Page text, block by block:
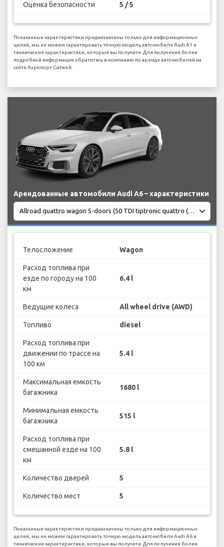
Оценка безопасности 5 / 5
Показанные характеристики предназначены только для информационных
целей, мы не можем гарантировать точную модель автомобиля Audi A1 и
технические характеристики, которые вы получите. Для получения более
подробной информации обратитесь в компанию по аренде автомобилей на
сайте Аэропорт Gatwick.
Арендованные автомобили Audi A6 – характеристики
Телосложение Wagon
Расход топлива при
езде по городу на 100
км
6.4 l
Ведущие колеса All wheel drive (AWD)
Топливо diesel
Расход топлива при
движении по трассе на
100 км
5.4 l
Максимальная емкость
багажника
1680 l
Минимальная емкость
багажника
515 l
Расход топлива при
смешанной езде на 100
км
5.8 l
Количество дверей 5
Количество мест 5
Показанные характеристики предназначены только для информационных
целей, мы не можем гарантировать точную модель автомобиля Audi A6 и
технические характеристики, которые вы получите. Для получения более